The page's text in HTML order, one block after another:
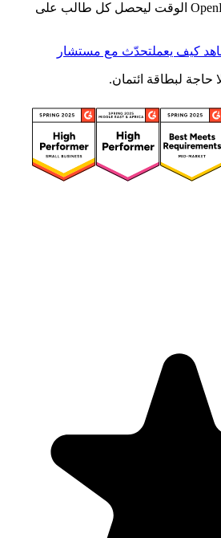
اكتشف كيف يوفّر OpenEduCat الوقت ليحصل كل طالب على
كيف يعملتحدّث مع مستشار